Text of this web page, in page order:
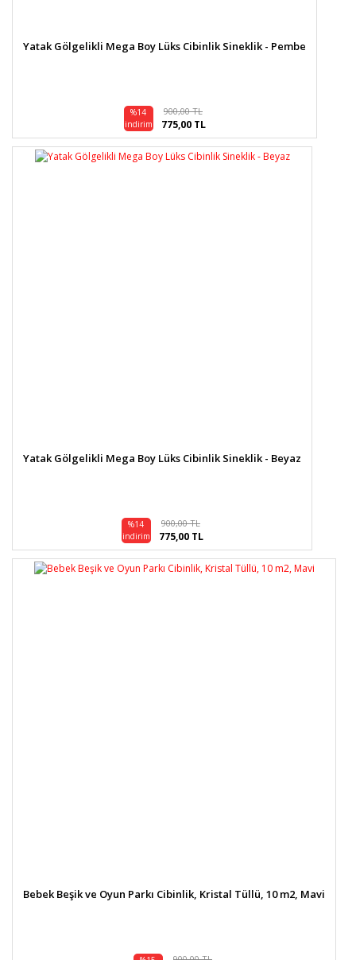
Yatak Gölgelikli Mega Boy Lüks Cibinlik Sineklik - Pembe
%14
indirim
900,00 TL
775,00 TL
Yatak Gölgelikli Mega Boy Lüks Cibinlik Sineklik - Beyaz
%14
indirim
900,00 TL
775,00 TL
Bebek Beşik ve Oyun Parkı Cibinlik, Kristal Tüllü, 10 m2, Mavi